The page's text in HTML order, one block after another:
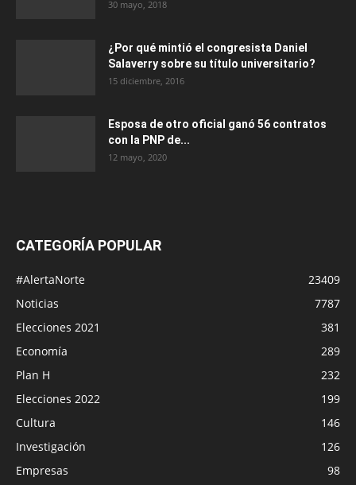
30 mayo, 2018
¿Por qué mintió el congresista Daniel
Salaverry sobre su título universitario?
15 diciembre, 2016
Esposa de otro oficial ganó 56 contratos
con la PNP de...
12 mayo, 2020
CATEGORÍA POPULAR
#AlertaNorte
23409
Noticias
7787
Elecciones 2021
381
Economía
289
Plan H
232
Elecciones 2022
199
Cultura
146
Investigación
126
Empresas
98